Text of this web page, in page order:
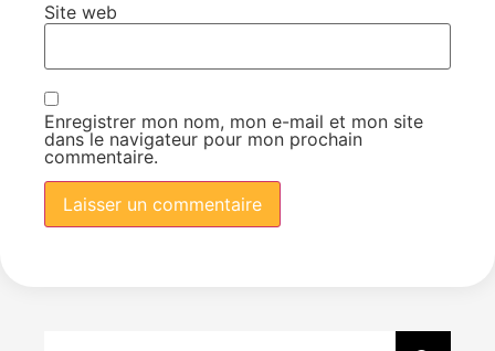
Site web
Enregistrer mon nom, mon e-mail et mon site
dans le navigateur pour mon prochain
commentaire.